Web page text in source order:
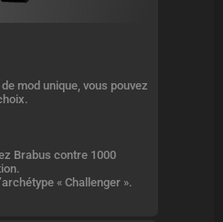
mod unique, vous pouvez
Brabus contre 1000
« Challenger ».